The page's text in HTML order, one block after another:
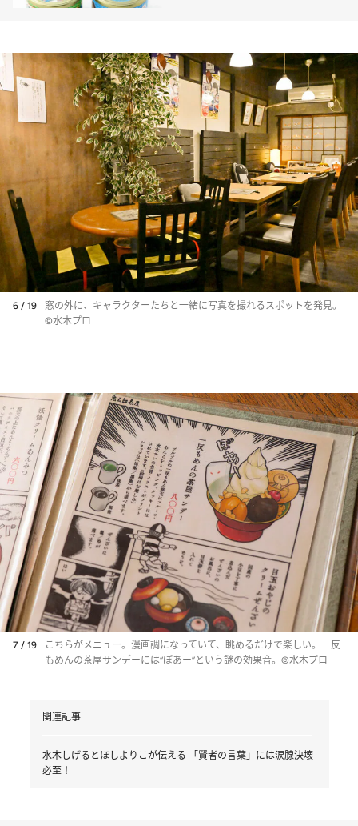
6 / 19
窓の外に、キャラクターたちと一緒に写真を撮れるスポットを発見。
©水木プロ
7 / 19
こちらがメニュー。漫画調になっていて、眺めるだけで楽しい。一反
もめんの茶屋サンデーには“ぽあー”という謎の効果音。©水木プロ
関連記事
水木しげるとほしよりこが伝える 「賢者の言葉」には涙腺決壊
必至！